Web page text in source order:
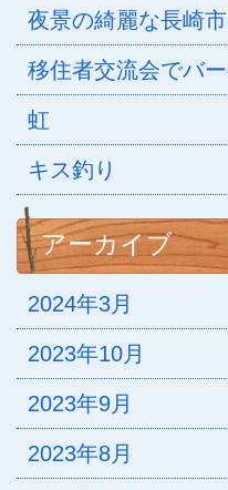
夜景の綺麗な長崎
移住者交流会でバ
虹
キス釣り
アーカイブ
2024年3月
2023年10月
2023年9月
2023年8月